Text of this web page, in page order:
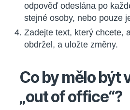
odpověď odeslána po
stejné osoby, nebo pouze
Zadejte text, který chcete,
obdržel, a uložte změny.
Co by mělo být
„out of office“?